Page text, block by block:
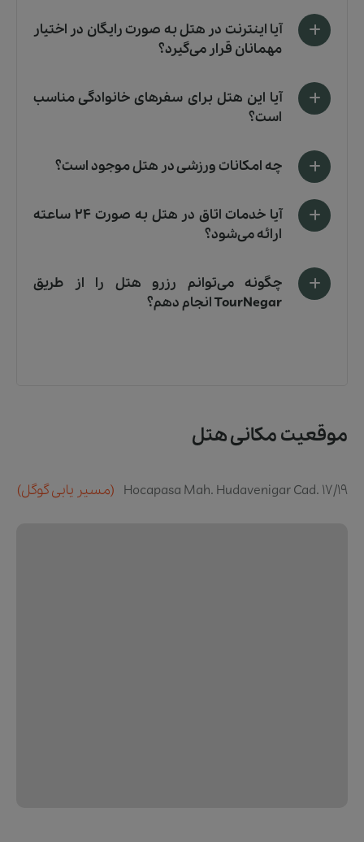
آیا اینترنت در هتل به صورت رایگان در اختیار
مهمانان قرار می‌گیرد؟
آیا این هتل برای سفرهای خانوادگی مناسب
است؟
چه امکانات ورزشی در هتل موجود است؟
آیا خدمات اتاق در هتل به صورت 24 ساعته
ارائه می‌شود؟
چگونه می‌توانم رزرو هتل را از طریق
TourNegar انجام دهم؟
موقعیت مکانی هتل
Hocapasa Mah. Hudavenigar Cad. 17/19 (مسیر یابی گوگل)